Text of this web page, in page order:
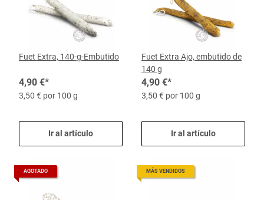
Fuet Extra, 140-g-Embutido
4,90 €*
3,50 € por 100 g
Ir al artículo
Fuet Extra Ajo, embutido de
140 g
4,90 €*
3,50 € por 100 g
Ir al artículo
AGOTADO MÁS VENDIDOS